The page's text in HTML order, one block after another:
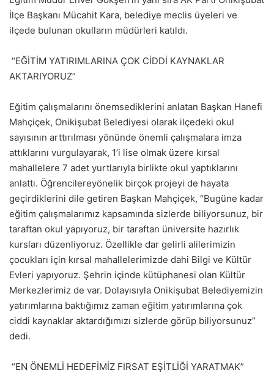
İlçe Başkanı Mücahit Kara, belediye meclis üyeleri ve
ilçede bulunan okulların müdürleri katıldı.
“EĞİTİM YATIRIMLARINA ÇOK CİDDİ KAYNAKLAR
AKTARIYORUZ”
Eğitim çalışmalarını önemsediklerini anlatan Başkan Hanefi
Mahçiçek, Onikişubat Belediyesi olarak ilçedeki okul
sayısının arttırılması yönünde önemli çalışmalara imza
attıklarını vurgulayarak, 1’i lise olmak üzere kırsal
mahallelere 7 adet yurtlarıyla birlikte okul yaptıklarını
anlattı. Öğrencilereyönelik birçok projeyi de hayata
geçirdiklerini dile getiren Başkan Mahçiçek, “Bugüne kadar
eğitim çalışmalarımız kapsamında sizlerde biliyorsunuz, bir
taraftan okul yapıyoruz, bir taraftan üniversite hazırlık
kursları düzenliyoruz. Özellikle dar gelirli alilerimizin
çocukları için kırsal mahallelerimizde dahi Bilgi ve Kültür
Evleri yapıyoruz. Şehrin içinde kütüphanesi olan Kültür
Merkezlerimiz de var. Dolayısıyla Onikişubat Belediyemizin
yatırımlarına baktığımız zaman eğitim yatırımlarına çok
ciddi kaynaklar aktardığımızı sizlerde görüp biliyorsunuz”
dedi.
“EN ÖNEMLİ HEDEFİMİZ FIRSAT EŞİTLİĞİ YARATMAK”